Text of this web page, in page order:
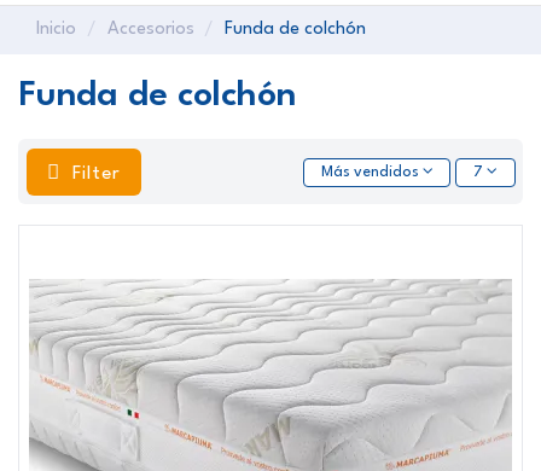
Inicio Accesorios Funda de colchón
Funda de colchón
Filter Más vendidos 7